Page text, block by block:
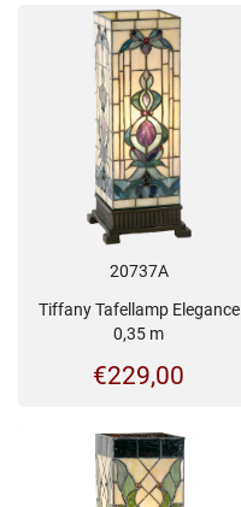
20737A
Tiffany Tafellamp Elegance
0,35 m
€229,00